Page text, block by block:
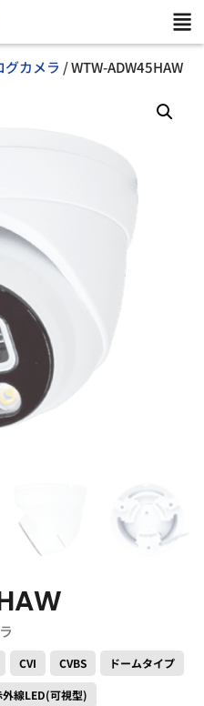
グカメラ / WTW-ADW45HAW
CVI CVBS ドームタイプ
外線LED(可視型)